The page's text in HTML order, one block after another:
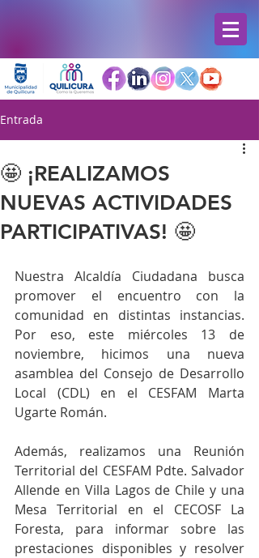
Entrada
🤩 ¡REALIZAMOS
NUEVAS ACTIVIDADES
PARTICIPATIVAS! 🤩
Nuestra Alcaldía Ciudadana busca
promover el encuentro con la
comunidad en distintas instancias.
Por eso, este miércoles 13 de
noviembre, hicimos una nueva
asamblea del Consejo de Desarrollo
Local (CDL) en el CESFAM Marta
Ugarte Román.
Además, realizamos una Reunión
Territorial del CESFAM Pdte. Salvador
Allende en Villa Lagos de Chile y una
Mesa Territorial en el CECOSF La
Foresta, para informar sobre las
prestaciones disponibles y resolver